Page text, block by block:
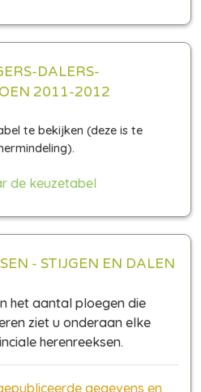
DALERS-
2011-2012
de keuzetabel
- STIJGEN EN DALEN
het aantal ploegen die
ziet u onderaan elke
herenreeksen.
gegevens en